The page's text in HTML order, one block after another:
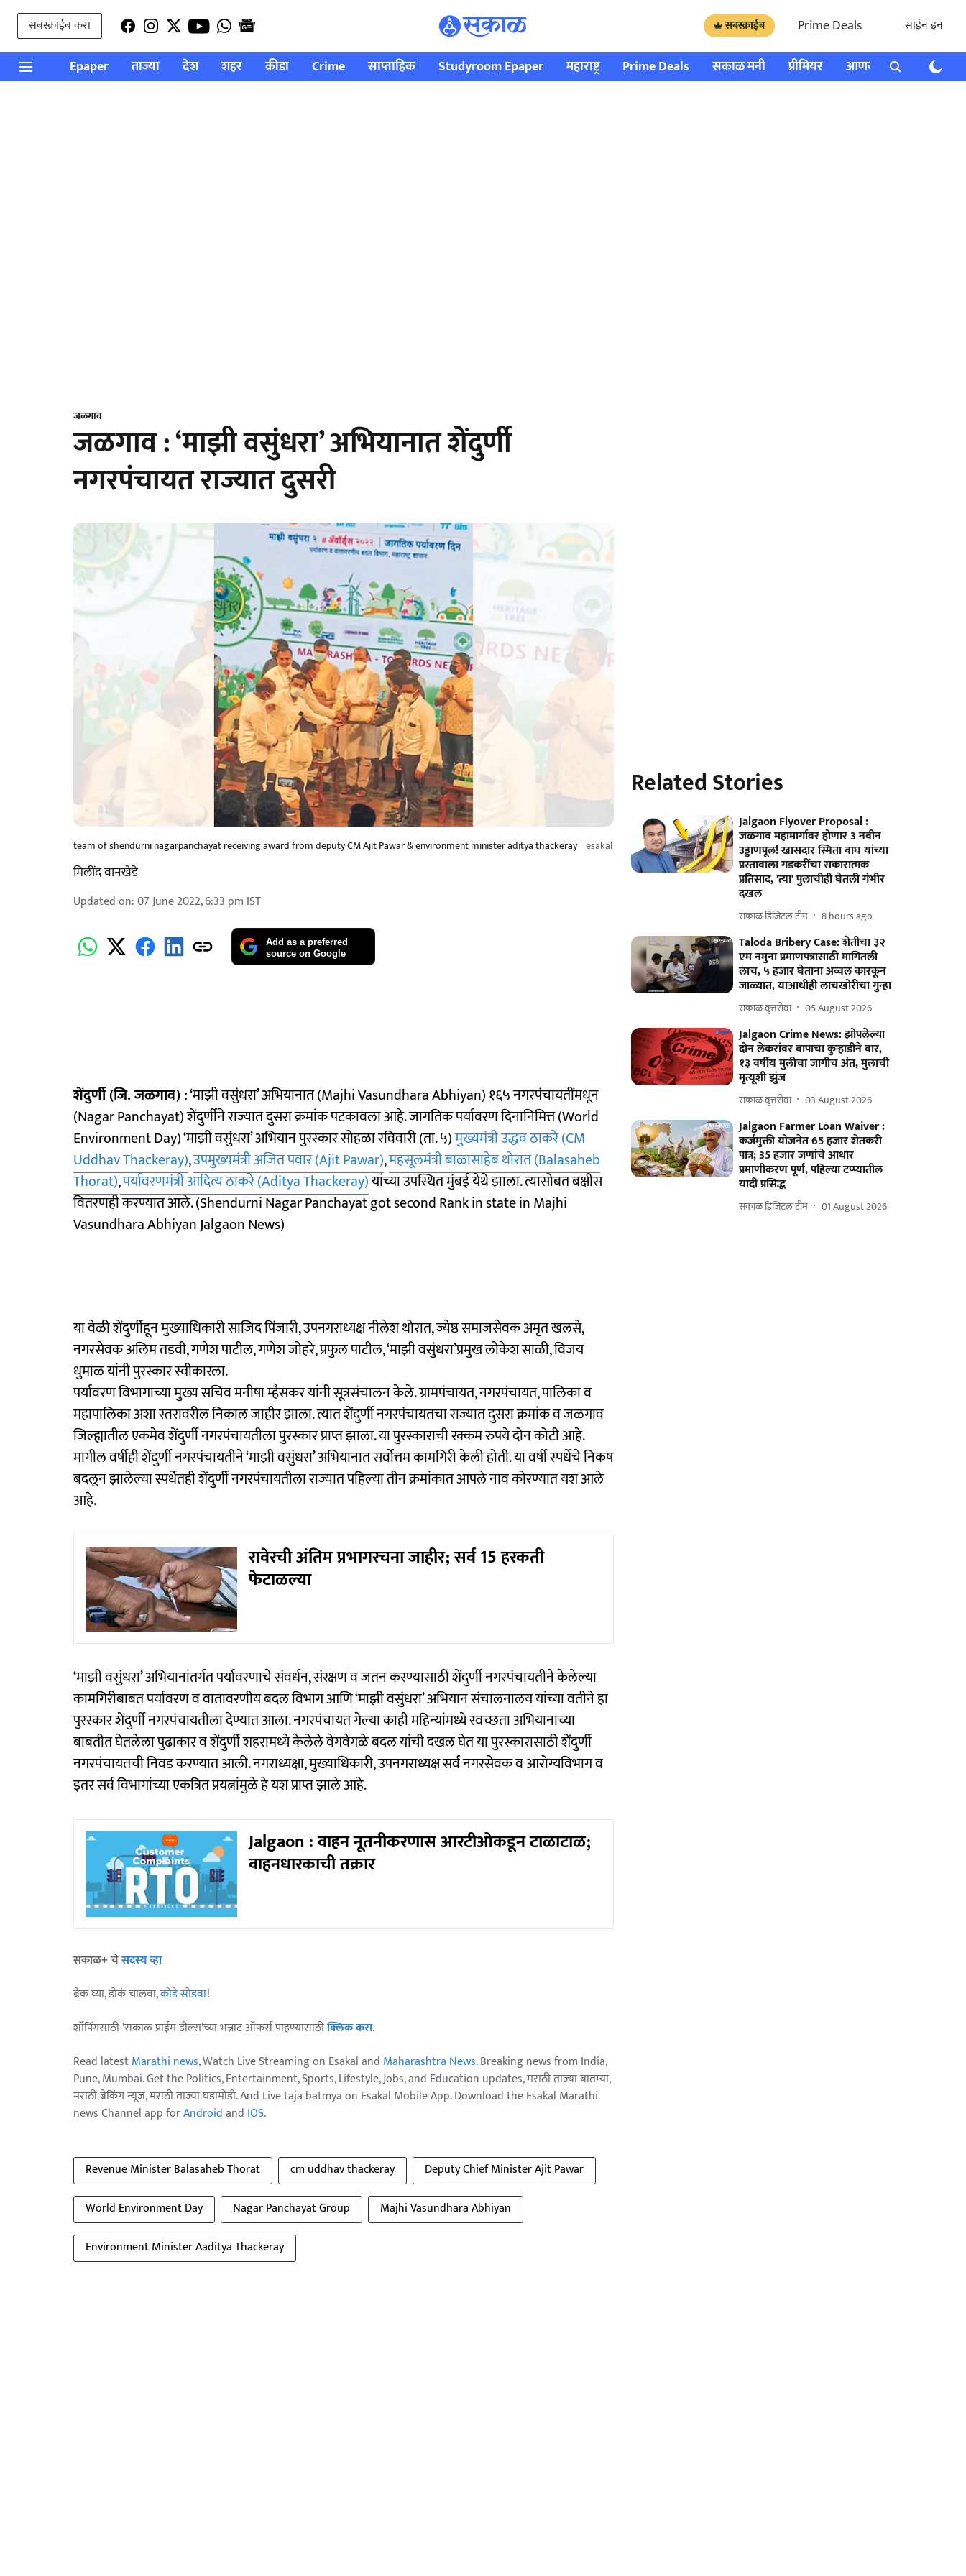
सबस्क्राईब करा सबस्क्राईब Prime Deals साईन इन
Epaper ताज्या देश शहर क्रीडा Crime साप्ताहिक Studyroom Epaper महाराष्ट्र Prime Deals सकाळ मनी प्रीमियर आणखी राशी भविष्य
जळगाव
जळगाव : ‘माझी वसुंधरा’ अभियानात शेंदुर्णी
नगरपंचायत राज्यात दुसरी
team of shendurni nagarpanchayat receiving award from deputy CM Ajit Pawar & environment minister aditya thackeray esakal
मिलींद वानखेडे
Updated on:07 June 2022, 6:33 pm IST
Add as a preferred
source on Google
शेंदुर्णी (जि. जळगाव) :‘माझी वसुंधरा’ अभियानात (Majhi Vasundhara Abhiyan) १६५ नगरपंचायतींमधून
(Nagar Panchayat) शेंदुर्णीने राज्यात दुसरा क्रमांक पटकावला आहे. जागतिक पर्यावरण दिनानिमित्त (World
Environment Day) ‘माझी वसुंधरा’ अभियान पुरस्कार सोहळा रविवारी (ता. ५)मुख्यमंत्री उद्धव ठाकरे (CM
Uddhav Thackeray),उपमुख्यमंत्री अजित पवार (Ajit Pawar),महसूलमंत्री बाळासाहेब थोरात (Balasaheb
Thorat),पर्यावरणमंत्री आदित्य ठाकरे (Aditya Thackeray)यांच्या उपस्थित मुंबई येथे झाला. त्यासोबत बक्षीस
वितरणही करण्यात आले. (Shendurni Nagar Panchayat got second Rank in state in Majhi
Vasundhara Abhiyan Jalgaon News)
या वेळी शेंदुर्णीहून मुख्याधिकारी साजिद पिंजारी, उपनगराध्यक्ष नीलेश थोरात, ज्येष्ठ समाजसेवक अमृत खलसे,
नगरसेवक अलिम तडवी, गणेश पाटील, गणेश जोहरे, प्रफुल पाटील, ‘माझी वसुंधरा’प्रमुख लोकेश साळी, विजय
धुमाळ यांनी पुरस्कार स्वीकारला.
पर्यावरण विभागाच्या मुख्य सचिव मनीषा म्हैसकर यांनी सूत्रसंचालन केले. ग्रामपंचायत, नगरपंचायत, पालिका व
महापालिका अशा स्तरावरील निकाल जाहीर झाला. त्यात शेंदुर्णी नगरपंचायतचा राज्यात दुसरा क्रमांक व जळगाव
जिल्ह्यातील एकमेव शेंदुर्णी नगरपंचायतीला पुरस्कार प्राप्त झाला. या पुरस्काराची रक्कम रुपये दोन कोटी आहे.
मागील वर्षीही शेंदुर्णी नगरपंचायतीने ‘माझी वसुंधरा’ अभियानात सर्वोत्तम कामगिरी केली होती. या वर्षी स्पर्धेचे निकष
बदलून झालेल्या स्पर्धेतही शेंदुर्णी नगरपंचायतीला राज्यात पहिल्या तीन क्रमांकात आपले नाव कोरण्यात यश आले
आहे.
रावेरची अंतिम प्रभागरचना जाहीर; सर्व 15 हरकती
फेटाळल्या
‘माझी वसुंधरा’ अभियानांतर्गत पर्यावरणाचे संवर्धन, संरक्षण व जतन करण्यासाठी शेंदुर्णी नगरपंचायतीने केलेल्या
कामगिरीबाबत पर्यावरण व वातावरणीय बदल विभाग आणि ‘माझी वसुंधरा’ अभियान संचालनालय यांच्या वतीने हा
पुरस्कार शेंदुर्णी नगरपंचायतीला देण्यात आला. नगरपंचायत गेल्या काही महिन्यांमध्ये स्वच्छता अभियानाच्या
बाबतीत घेतलेला पुढाकार व शेंदुर्णी शहरामध्ये केलेले वेगवेगळे बदल यांची दखल घेत या पुरस्कारासाठी शेंदुर्णी
नगरपंचायतची निवड करण्यात आली. नगराध्यक्षा, मुख्याधिकारी, उपनगराध्यक्ष सर्व नगरसेवक व आरोग्यविभाग व
इतर सर्व विभागांच्या एकत्रित प्रयत्नांमुळे हे यश प्राप्त झाले आहे.
Jalgaon : वाहन नूतनीकरणास आरटीओकडून टाळाटाळ;
वाहनधारकाची तक्रार
सकाळ+ चेसदस्य व्हा
ब्रेक घ्या, डोकं चालवा,कोडे सोडवा!
शॉपिंगसाठी 'सकाळ प्राईम डील्स'च्या भन्नाट ऑफर्स पाहण्यासाठीक्लिक करा.
Read latestMarathi news, Watch Live Streaming on Esakal and Maharashtra News. Breaking news from India,
Pune, Mumbai. Get the Politics, Entertainment, Sports, Lifestyle, Jobs, and Education updates, मराठी ताज्या बातम्या,
मराठी ब्रेकिंग न्यूज, मराठी ताज्या घडामोडी. And Live taja batmya on Esakal Mobile App. Download the Esakal Marathi
news Channel app forAndroidand IOS.
Revenue Minister Balasaheb Thorat cm uddhav thackeray
Deputy Chief Minister Ajit Pawar
World Environment Day
Nagar Panchayat Group
Majhi Vasundhara Abhiyan
Environment Minister Aaditya Thackeray
Related Stories
Jalgaon Flyover Proposal :
जळगाव महामार्गावर होणार 3 नवीन
उड्डाणपूल! खासदार स्मिता वाघ यांच्या
प्रस्तावाला गडकरींचा सकारात्मक
प्रतिसाद, 'त्या' पुलाचीही घेतली गंभीर
दखल
सकाळ डिजिटल टीम 8 hours ago
Taloda Bribery Case: शेतीचा ३२
एम नमुना प्रमाणपत्रासाठी मागितली
लाच, ५ हजार घेताना अव्वल कारकून
जाळ्यात, याआधीही लाचखोरीचा गुन्हा
सकाळ वृत्तसेवा 05 August 2026
Jalgaon Crime News: झोपलेल्या
दोन लेकरांवर बापाचा कुऱ्हाडीने वार,
१३ वर्षीय मुलीचा जागीच अंत, मुलाची
मृत्यूशी झुंज
सकाळ वृत्तसेवा 03 August 2026
Jalgaon Farmer Loan Waiver :
कर्जमुक्ती योजनेत 65 हजार शेतकरी
पात्र; 35 हजार जणांचे आधार
प्रमाणीकरण पूर्ण, पहिल्या टप्प्यातील
यादी प्रसिद्ध
सकाळ डिजिटल टीम 01 August 2026